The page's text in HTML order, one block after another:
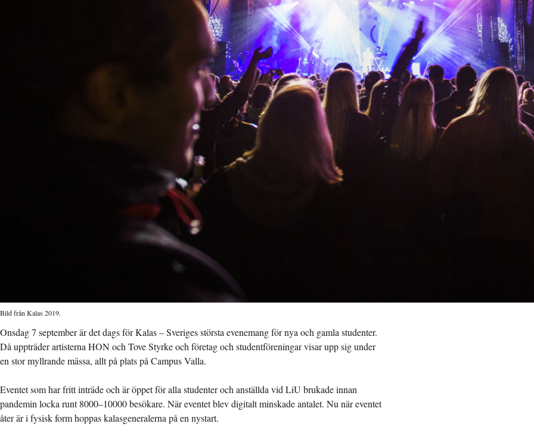
Bild från Kalas 2019.
Onsdag 7 september är det dags för Kalas – Sveriges största evenemang för nya och gamla studenter.
Då uppträder artisterna HON och Tove Styrke och företag och studentföreningar visar upp sig under
en stor myllrande mässa, allt på plats på Campus Valla.
Eventet som har fritt inträde och är öppet för alla studenter och anställda vid LiU brukade innan
pandemin locka runt 8000–10000 besökare. När eventet blev digitalt minskade antalet. Nu när eventet
åter är i fysisk form hoppas kalasgeneralerna på en nystart.